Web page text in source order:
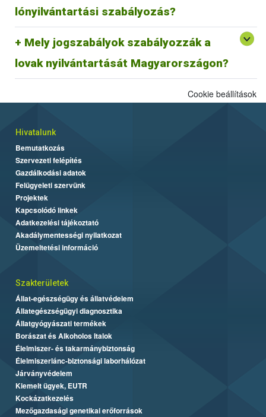
lónyilvántartási szabályozás?
megfeleltetése jelenleg zajlik.
Mely jogszabályok szabályozzák a
lovak nyilvántartását Magyarországon?
64/2003 (VI. 16.) FVM rendelet az egyes állatfajok
Egységes Nyilvántartási és Azonosítási Rendszeréről.
Cookie beállítások
Hivatalunk
Bemutatkozás
Szervezeti felépítés
Gazdálkodási adatok
Felügyeleti szervünk
Projektek
Kapcsolódó linkek
Adatkezelési tájékoztató
Akadálymentességi nyilatkozat
Üzemeltetési információ
Szakterületek
Állat-egészségügy és állatvédelem
Állategészségügyi diagnosztika
Állatgyógyászati termékek
Borászat és Alkoholos Italok
Élelmiszer- és takarmánybiztonság
Élelmiszerlánc-biztonsági laborhálózat
Járványvédelem
Kiemelt ügyek, EUTR
Kockázatkezelés
Mezőgazdasági genetikai erőforrások